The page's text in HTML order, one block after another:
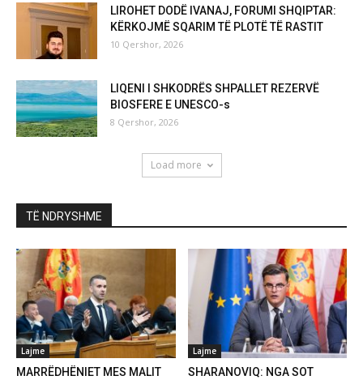
LIROHET DODË IVANAJ, FORUMI SHQIPTAR:
KËRKOJMË SQARIM TË PLOTË TË RASTIT
10 Qershor, 2026
LIQENI I SHKODRËS SHPALLET REZERVË
BIOSFERE E UNESCO-s
8 Qershor, 2026
Load more
TË NDRYSHME
Lajme
MARRËDHËNIET MES MALIT
Lajme
SHARANOVIQ: NGA SOT